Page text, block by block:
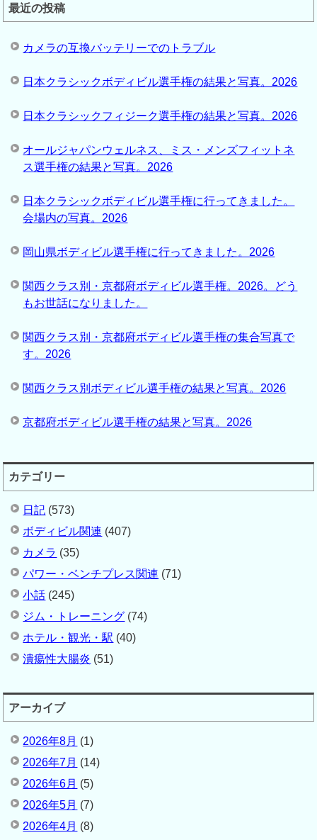
最近の投稿
カメラの互換バッテリーでのトラブル
日本クラシックボディビル選手権の結果と写真。2026
日本クラシックフィジーク選手権の結果と写真。2026
オールジャパンウェルネス、ミス・メンズフィットネ
ス選手権の結果と写真。2026
日本クラシックボディビル選手権に行ってきました。
会場内の写真。2026
岡山県ボディビル選手権に行ってきました。2026
関西クラス別・京都府ボディビル選手権。2026。どう
もお世話になりました。
関西クラス別・京都府ボディビル選手権の集合写真で
す。2026
関西クラス別ボディビル選手権の結果と写真。2026
京都府ボディビル選手権の結果と写真。2026
カテゴリー
日記 (573)
ボディビル関連 (407)
カメラ (35)
パワー・ベンチプレス関連 (71)
小話 (245)
ジム・トレーニング (74)
ホテル・観光・駅 (40)
潰瘍性大腸炎 (51)
アーカイブ
2026年8月 (1)
2026年7月 (14)
2026年6月 (5)
2026年5月 (7)
2026年4月 (8)